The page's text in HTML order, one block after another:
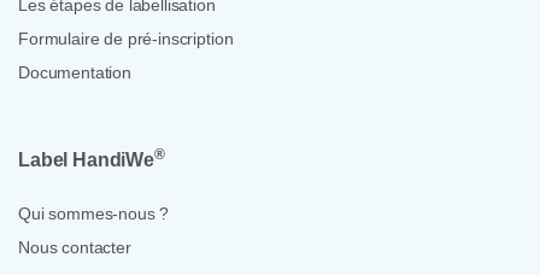
Les étapes de labellisation
Formulaire de pré-inscription
Documentation
Label HandiWe®
Qui sommes-nous ?
Nous contacter